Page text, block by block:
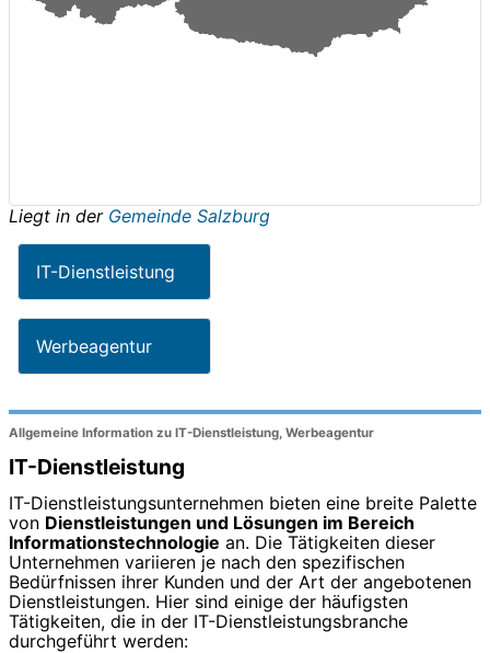
Liegt in der Gemeinde Salzburg
IT-Dienstleistung
Werbeagentur
Allgemeine Information zu IT-Dienstleistung, Werbeagentur
IT-Dienstleistung
IT-Dienstleistungsunternehmen bieten eine breite Palette
von Dienstleistungen und Lösungen im Bereich
Informationstechnologie an. Die Tätigkeiten dieser
Unternehmen variieren je nach den spezifischen
Bedürfnissen ihrer Kunden und der Art der angebotenen
Dienstleistungen. Hier sind einige der häufigsten
Tätigkeiten, die in der IT-Dienstleistungsbranche
durchgeführt werden: